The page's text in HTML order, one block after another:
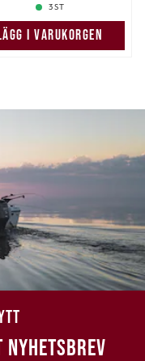
3 ST
I VARUKORGEN